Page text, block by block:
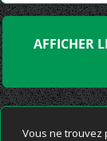
AFFICHER
Vous ne trouvez